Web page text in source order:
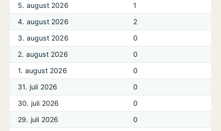
5. august 2026
1
4. august 2026
2
3. august 2026
0
2. august 2026
0
1. august 2026
0
31. juli 2026
0
30. juli 2026
0
29. juli 2026
0